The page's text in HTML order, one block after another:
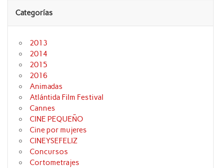
Categorías
2013
2014
2015
2016
Animadas
Atlántida Film Festival
Cannes
CINE PEQUEÑO
Cine por mujeres
CINEYSEFELIZ
Concursos
Cortometrajes